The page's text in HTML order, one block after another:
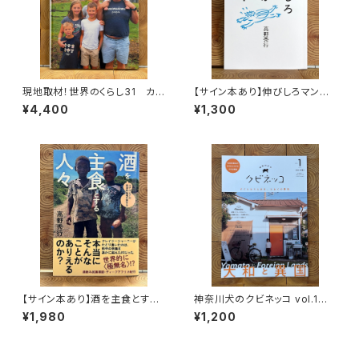
現地取材！世界のくらし31 カナ
ダ
¥4,400
【サイン本あり】伸びしろマンが
ゆく！
¥1,300
【サイン本あり】酒を主食とする
人々 エチオピアの科学的秘境
を旅する
¥1,980
神奈川犬のクビネッコ vol.1
特集：大和と異国
¥1,200